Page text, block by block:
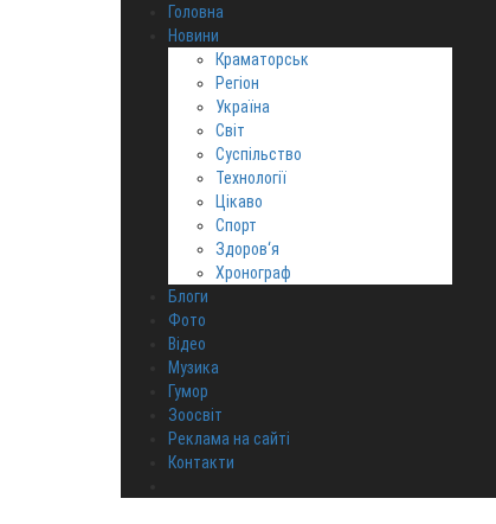
Головна
Новини
Краматорськ
Регіон
Україна
Світ
Суспільство
Технології
Цікаво
Спорт
Здоров‘я
Хронограф
Блоги
Фото
Відео
Музика
Гумор
Зоосвіт
Реклама на сайті
Контакти